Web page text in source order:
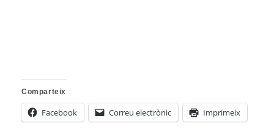
Comparteix
Facebook Correu electrònic Imprimeix